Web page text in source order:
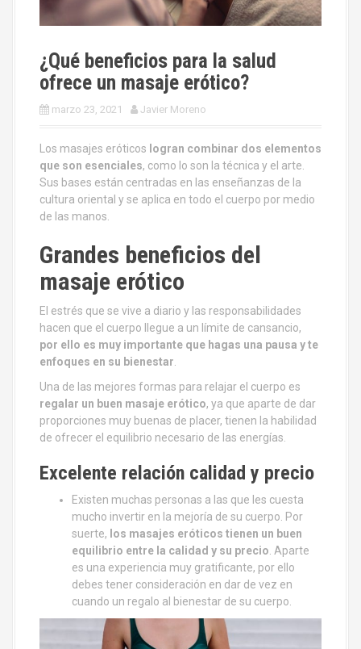
¿Qué beneficios para la salud
ofrece un masaje erótico?
marzo 23, 2021 Javier Moreno
Los masajes eróticos logran combinar dos elementos
que son esenciales, como lo son la técnica y el arte.
Sus bases están centradas en las enseñanzas de la
cultura oriental y se aplica en todo el cuerpo por medio
de las manos.
Grandes beneficios del
masaje erótico
El estrés que se vive a diario y las responsabilidades
hacen que el cuerpo llegue a un límite de cansancio,
por ello es muy importante que hagas una pausa y te
enfoques en su bienestar.
Una de las mejores formas para relajar el cuerpo es
regalar un buen masaje erótico, ya que aparte de dar
proporciones muy buenas de placer, tienen la habilidad
de ofrecer el equilibrio necesario de las energías.
Excelente relación calidad y precio
Existen muchas personas a las que les cuesta
mucho invertir en la mejoría de su cuerpo. Por
suerte, los masajes eróticos tienen un buen
equilibrio entre la calidad y su precio. Aparte
es una experiencia muy gratificante, por ello
debes tener consideración en dar de vez en
cuando un regalo al bienestar de su cuerpo.